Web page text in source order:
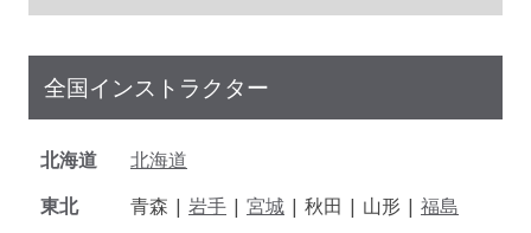
全国インストラクター
北海道
北海道
東北
青森 | 岩手 | 宮城 | 秋田 | 山形 | 福島